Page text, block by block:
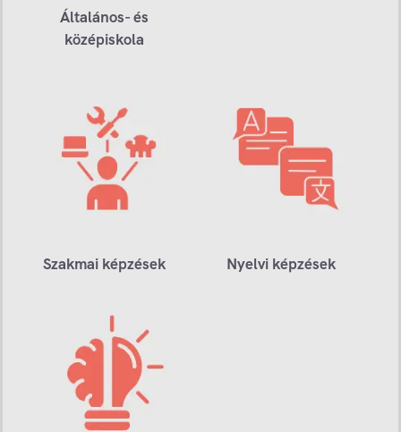
Általános- és
középiskola
Szakmai képzések Nyelvi képzések